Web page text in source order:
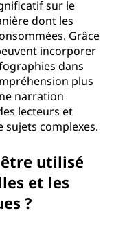
sur le
dont les
Grâce
incorporer
dans
plus
narration
lecteurs et
complexes.
utilisé
et les
?